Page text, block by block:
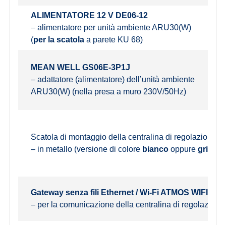
ALIMENTATORE 12 V DE06-12
– alimentatore per unità ambiente ARU30(W)
(per la scatola a parete KU 68)
MEAN WELL GS06E-3P1J
– adattatore (alimentatore) dell’unità ambiente
ARU30(W) (nella presa a muro 230V/50Hz)
Scatola di montaggio della centralina di regolazione
– in metallo (versione di colore bianco oppure grigio
Gateway senza fili Ethernet / Wi-Fi ATMOS WIFI
– per la comunicazione della centralina di